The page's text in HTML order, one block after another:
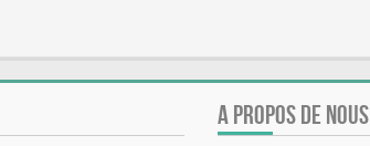
A PROPOS DE NOUS